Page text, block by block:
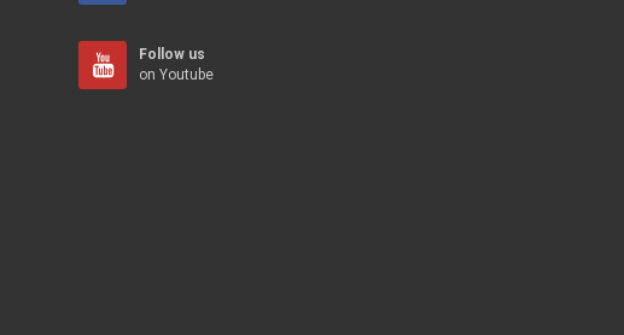
Follow us
on Youtube